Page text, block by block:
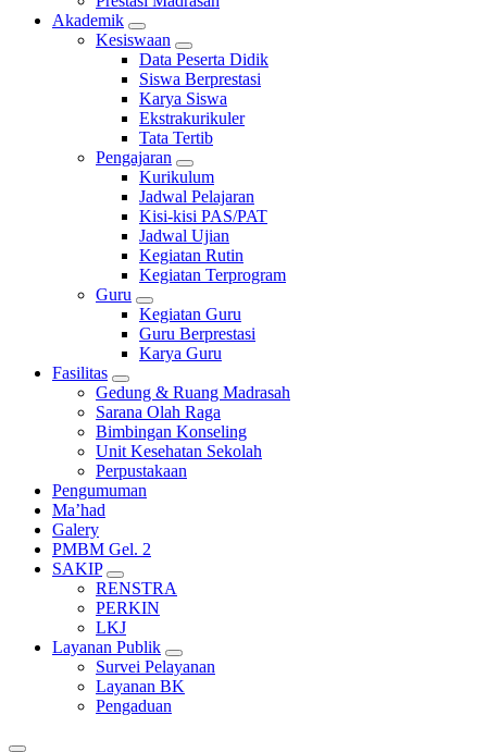
Akademik
Kesiswaan
Data Peserta Didik
Siswa Berprestasi
Karya Siswa
Ekstrakurikuler
Tata Tertib
Pengajaran
Kurikulum
Jadwal Pelajaran
Kisi-kisi PAS/PAT
Jadwal Ujian
Kegiatan Rutin
Kegiatan Terprogram
Guru
Kegiatan Guru
Guru Berprestasi
Karya Guru
Fasilitas
Gedung & Ruang Madrasah
Sarana Olah Raga
Bimbingan Konseling
Unit Kesehatan Sekolah
Perpustakaan
Pengumuman
Ma’had
Galery
PMBM Gel. 2
SAKIP
RENSTRA
PERKIN
LKJ
Layanan Publik
Survei Pelayanan
Layanan BK
Pengaduan